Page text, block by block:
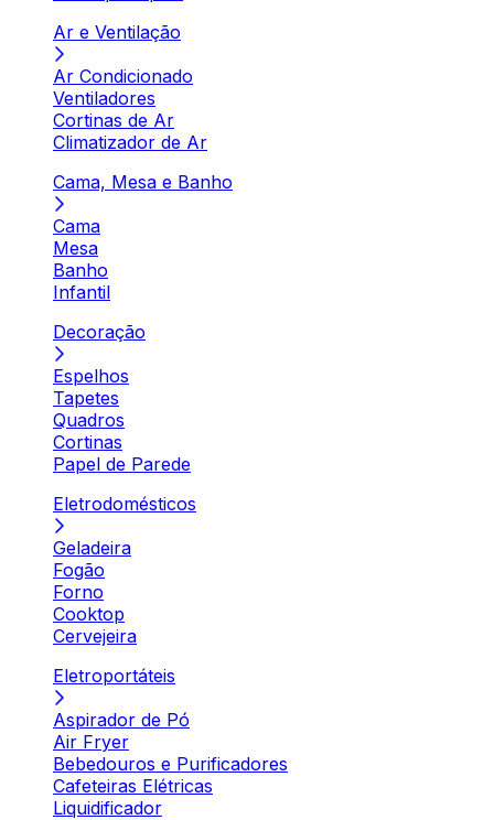
Ar e Ventilação
Ar Condicionado
Ventiladores
Cortinas de Ar
Climatizador de Ar
Cama, Mesa e Banho
Cama
Mesa
Banho
Infantil
Decoração
Espelhos
Tapetes
Quadros
Cortinas
Papel de Parede
Eletrodomésticos
Geladeira
Fogão
Forno
Cooktop
Cervejeira
Eletroportáteis
Aspirador de Pó
Air Fryer
Bebedouros e Purificadores
Cafeteiras Elétricas
Liquidificador